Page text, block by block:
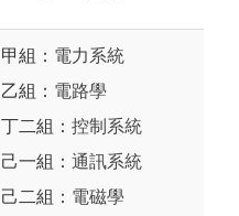
甲組： 電力系統
乙組： 電路學
丁二組： 控制系統
己一組： 通訊系統
己二組： 電磁學